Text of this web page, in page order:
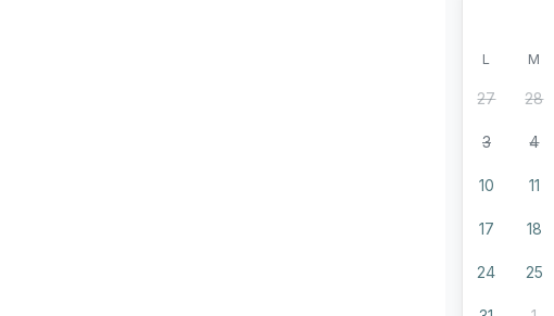
L M
27 28
3 4
10 11
17 18
24 25